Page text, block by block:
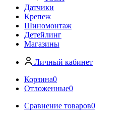
Датчики
Крепеж
Шиномонтаж
Детейлинг
Магазины
Личный кабинет
Корзина0
Отложенные0
Сравнение товаров0